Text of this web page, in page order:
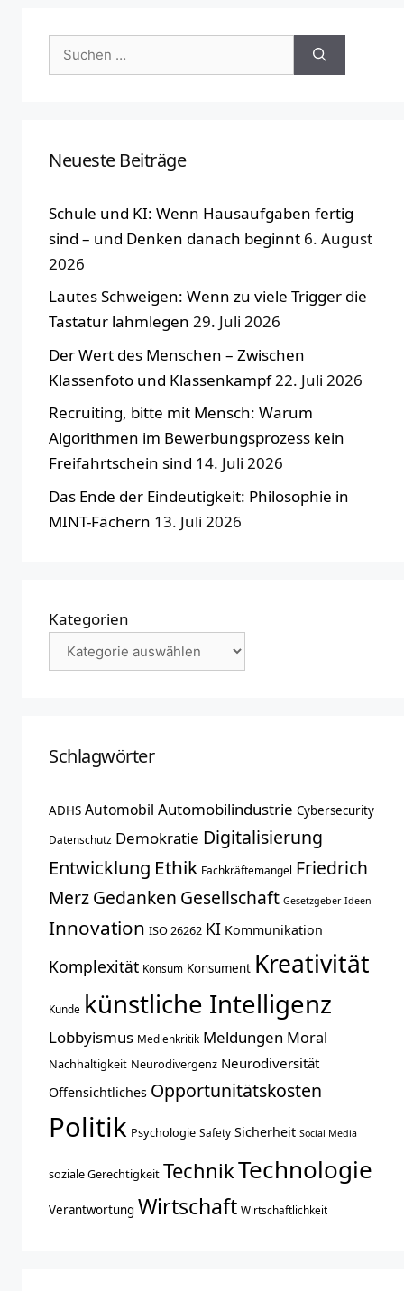
Suchen
nach:
Neueste Beiträge
Schule und KI: Wenn Hausaufgaben fertig
sind – und Denken danach beginnt 6. August
2026
Lautes Schweigen: Wenn zu viele Trigger die
Tastatur lahmlegen 29. Juli 2026
Der Wert des Menschen – Zwischen
Klassenfoto und Klassenkampf22. Juli 2026
Recruiting, bitte mit Mensch: Warum
Algorithmen im Bewerbungsprozess kein
Freifahrtschein sind 14. Juli 2026
Das Ende der Eindeutigkeit: Philosophie in
MINT-Fächern 13. Juli 2026
Kategorien
Schlagwörter
ADHS Automobil Automobilindustrie Cybersecurity
Datenschutz Demokratie Digitalisierung
Entwicklung Ethik Fachkräftemangel Friedrich
MerzGedanken Gesellschaft Gesetzgeber Ideen
Innovation ISO 26262 KI Kommunikation
Komplexität Konsum Konsument Kreativität
Kunde künstliche Intelligenz
Lobbyismus Medienkritik Meldungen Moral
Nachhaltigkeit Neurodivergenz Neurodiversität
Offensichtliches Opportunitätskosten
Politik Psychologie Safety Sicherheit Social Media
soziale Gerechtigkeit TechnikTechnologie
Verantwortung Wirtschaft Wirtschaftlichkeit